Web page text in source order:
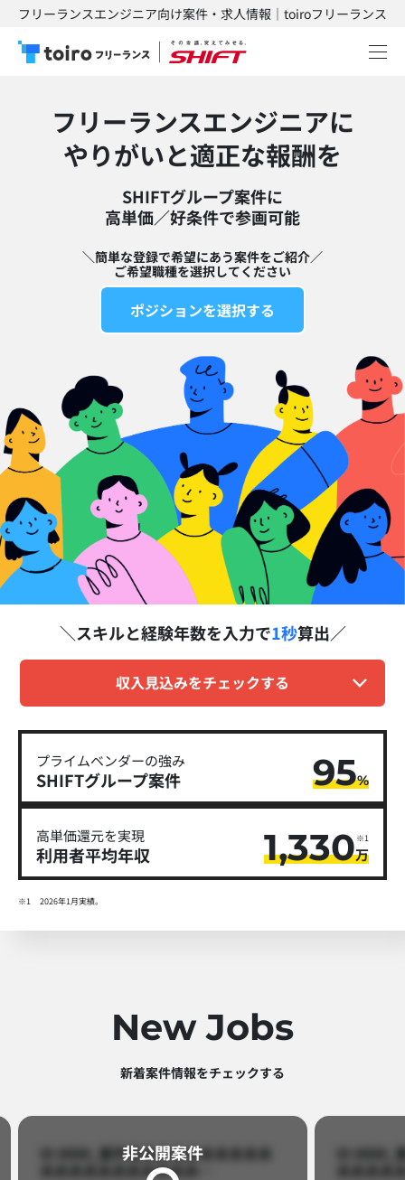
フリーランスエンジニア向け案件・求人情報｜toiroフリーランス
フリーランスエンジニアに
​やりがいと適正な報酬を
SHIFTグループ案件に
高単価／好条件で参画可能​
＼簡単な登録で希望にあう案件をご紹介／
ご希望職種を選択してください
ポジションを選択する
スキルと経験年数を入力で1秒算出
収入見込みをチェックする
プライムベンダーの強み
SHIFTグループ​案件 95%
高単価還元を実現
利用者平均年収 1,330万
※1
※1 2026年1月実績。
New Jobs
新着案件情報をチェックする​
ID 8888_案件名あああああああああ
あああああああああああ…​
非公開案件​ ID